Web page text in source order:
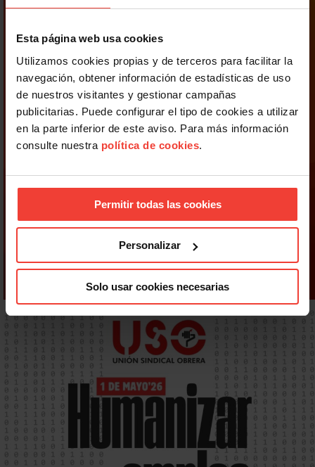
Esta página web usa cookies
Utilizamos cookies propias y de terceros para facilitar la
navegación, obtener información de estadísticas de uso
de nuestros visitantes y gestionar campañas
publicitarias. Puede configurar el tipo de cookies a utilizar
en la parte inferior de este aviso. Para más información
consulte nuestra política de cookies.
Permitir todas las cookies
Personalizar
Solo usar cookies necesarias